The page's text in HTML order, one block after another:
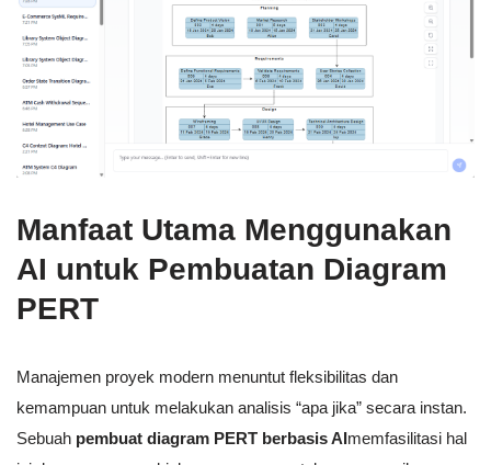
Manfaat Utama Menggunakan
AI untuk Pembuatan Diagram
PERT
Manajemen proyek modern menuntut fleksibilitas dan
kemampuan untuk melakukan analisis “apa jika” secara instan.
Sebuah pembuat diagram PERT berbasis AImemfasilitasi hal